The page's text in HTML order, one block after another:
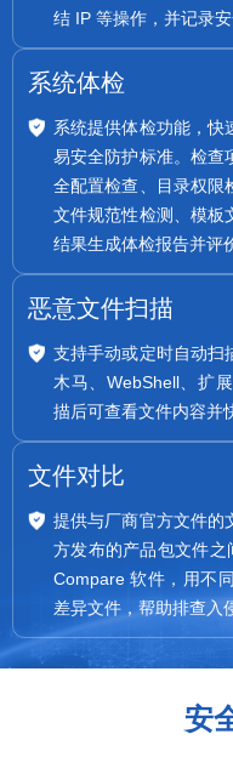
结 IP 等操作，并记录安
系统体检
系统提供体检功能，快
易安全防护标准。检查
全配置检查、目录权限
文件规范性检测、模板
结果生成体检报告并评
恶意文件扫描
支持手动或定时自动扫
木马、WebShell、扩
描后可查看文件内容并
文件对比
提供与厂商官方文件的
方发布的产品包文件
Compare 软件，用不
差异文件，帮助排查入
安